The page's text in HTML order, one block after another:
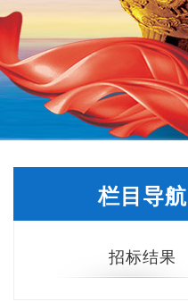
栏目导航
招标结果